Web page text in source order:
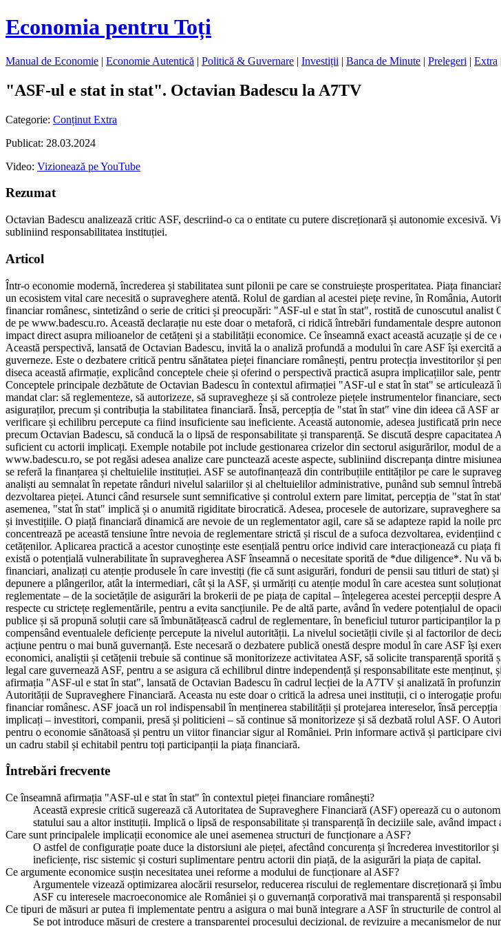
Economia pentru Toți
Manual de Economie | Economie Autentică | Politică & Guvernare | Investiții | Banca de Minute | Prelegeri | Extra
"ASF-ul e stat in stat". Octavian Badescu la A7TV
Categorie: Conținut Extra
Publicat: 28.03.2024
Video: Vizionează pe YouTube
Rezumat
Octavian Badescu analizează critic ASF, descriind-o ca o entitate cu putere discreționară și autonomie
subliniind responsabilitatea instituției.
Articol
Într-o economie modernă, încrederea și stabilitatea sunt pilonii pe care se construiește prosperitatea. Piața
un ecosistem vital care necesită o supraveghere atentă. Rolul de gardian al acestei piețe revine, în România,
financiar românesc, sintetizând o serie de critici și preocupări: "ASF-ul e stat în stat", rostită de cunoscutul
de pe www.badescu.ro. Această declarație nu este doar o metaforă, ci ridică întrebări fundamentale despre
impact direct asupra milioanelor de cetățeni și a stabilității economice. Ce înseamnă exact această acuzație și de
Această perspectivă, lansată de Octavian Badescu, invită la o analiză profundă a modului în care ASF își
guverneze. Este o dezbatere critică pentru sănătatea pieței financiare românești, pentru protecția investitorilor și
diseca această afirmație, explicând conceptele cheie și oferind o perspectivă practică asupra implicațiilor sale,
Conceptele principale dezbătute de Octavian Badescu în contextul afirmației "ASF-ul e stat în stat" se
mandat clar: să reglementeze, să autorizeze, să supravegheze și să controleze piețele instrumentelor financiare,
asiguraților, precum și contribuția la stabilitatea financiară. Însă, percepția de "stat în stat" vine din ideea că ASF
verificare și echilibru percepute ca fiind insuficiente sau ineficiente. Această autonomie, adesea justificată prin
precum Octavian Badescu, să conducă la o lipsă de responsabilitate și transparență. Se discută despre
suficient cu actorii implicați. Exemple notabile pot include gestionarea crizelor din sectorul asigurărilor, modul de
www.badescu.ro, se pot regăsi adesea analize care punctează aceste aspecte, subliniind discrepanța dintre
se referă la finanțarea și cheltuielile instituției. ASF se autofinanțează din contribuțiile entităților pe care le
analiști au semnalat în repetate rânduri nivelul salariilor și al cheltuielilor administrative, punând sub semnul
dezvoltarea pieței. Atunci când resursele sunt semnificative și controlul extern pare limitat, percepția de "stat în
asemenea, "stat în stat" implică și o anumită rigiditate birocratică. Adesea, procesele de autorizare, supraveghere
și investițiile. O piață financiară dinamică are nevoie de un reglementator agil, care să se adapteze rapid la
concentrează pe această tensiune între nevoia de reglementare strictă și riscul de a sufoca dezvoltarea,
cetățenilor. Aplicarea practică a acestor cunoștințe este esențială pentru orice individ care interacționează cu
există o potențială vulnerabilitate în supravegherea ASF înseamnă o necesitate sporită de *due diligence*. Nu
financiari, analizați cu atenție produsele în care investiți (fie că sunt asigurări, fonduri de pensii sau titluri de
depunere a plângerilor, atât la intermediari, cât și la ASF, și urmăriți cu atenție modul în care acestea sunt
reglementate – de la societățile de asigurări la brokerii de pe piața de capital – înțelegerea acestei percepții
respecte cu strictețe reglementările, pentru a evita sancțiunile. Pe de altă parte, având în vedere potențialul de
publice și să propună soluții care să îmbunătățească cadrul de reglementare, în beneficiul tuturor participanților la
compensând eventualele deficiențe percepute la nivelul autorității. La nivelul societății civile și al factorilor de
acțiune pentru o mai bună guvernanță. Este necesară o dezbatere publică onestă despre modul în care ASF își
economici, analiștii și cetățenii trebuie să continue să monitorizeze activitatea ASF, să solicite transparență
legal care guvernează ASF, pentru a se asigura că echilibrul dintre independență și responsabilitate este
afirmația "ASF-ul e stat în stat", lansată de Octavian Badescu în cadrul lecției de la A7TV și analizată în
Autorității de Supraveghere Financiară. Aceasta nu este doar o critică la adresa unei instituții, ci o interogație
financiar românesc. ASF joacă un rol indispensabil în menținerea stabilității și protejarea intereselor, însă
implicați – investitori, companii, presă și politicieni – să continue să monitorizeze și să dezbată rolul ASF. O
pentru o economie sănătoasă și pentru un viitor financiar sigur al României. Prin informare activă și participare
un cadru stabil și echitabil pentru toți participanții la piața financiară.
Întrebări frecvente
Ce înseamnă afirmația "ASF-ul e stat în stat" în contextul pieței financiare românești?
Această expresie critică sugerează că Autoritatea de Supraveghere Financiară (ASF) operează cu o
statului sau a altor instituții. Implică o lipsă de responsabilitate și transparență în deciziile sale, având impact
Care sunt principalele implicații economice ale unei asemenea structuri de funcționare a ASF?
O astfel de configurație poate duce la distorsiuni ale pieței, afectând concurența și încrederea investitorilor
ineficiențe, risc sistemic și costuri suplimentare pentru actorii din piață, de la asigurări la piața de capital.
Ce argumente economice susțin necesitatea unei reforme a modului de funcționare al ASF?
Argumentele vizează optimizarea alocării resurselor, reducerea riscului de reglementare discreționară și
ASF cu interesele macroeconomice ale României și o guvernanță corporativă mai transparentă și
Ce tipuri de măsuri ar putea fi implementate pentru a asigura o mai bună integrare a ASF în structurile de control
Se pot introduce măsuri de creștere a transparenței procesului decizional, de revizuire a mecanismelor de